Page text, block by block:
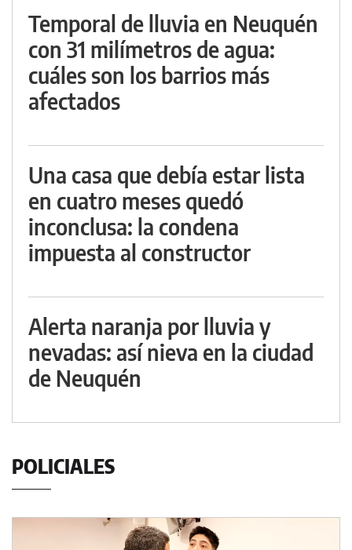
Temporal de lluvia en Neuquén
con 31 milímetros de agua:
cuáles son los barrios más
afectados
Una casa que debía estar lista
en cuatro meses quedó
inconclusa: la condena
impuesta al constructor
Alerta naranja por lluvia y
nevadas: así nieva en la ciudad
de Neuquén
POLICIALES